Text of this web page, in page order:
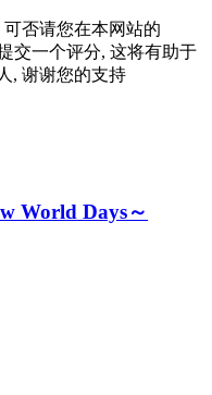
可否请您在本网站的
交一个评分, 这将有助于
, 谢谢您的支持
World Days～